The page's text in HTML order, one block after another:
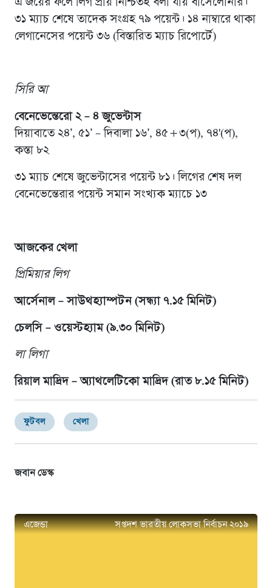
৩১ ম্যাচ শেষে তাদেক সংগ্রহ ৭৯ পয়েন্ট। ১৪ নাম্বারে থাকা
লেগানেসের পয়েন্ট ৩৬ (বিস্তারিত ম্যাচ রিপোর্টে)
সিরি আ
বেনেভেন্তেরো ২ – ৪ জুভেন্টাস
দিয়াবাতে ২৪’, ৫১’ – দিবালা ১৬’, ৪৫+৩(প), ৭৪'(প),
কস্তা ৮২
৩১ ম্যাচ শেষে জুভেন্টাসের পয়েন্ট ৮১। লিগের শেষ দল
বেনেভেন্তেরার পয়েন্ট সমান সংখ্যক ম্যাচে ১৩
আজকের খেলা
প্রিমিয়ার লিগ
আর্সেনাল – সাউথহ্যাম্পটন (সন্ধ্যা ৭.১৫ মিনিট)
চেলসি – ওয়েস্টহ্যাম (৯.৩০ মিনিট)
লা লিগা
রিয়াল মাদ্রিদ – অ্যাথলেটিকো মাদ্রিদ (রাত ৮.১৫ মিনিট)
ফুটবল খেলা
জবান ডেস্ক
এজেন্ডা সপ্তদশ ভারতীয় লোকসভা নির্বাচন ২০১৯